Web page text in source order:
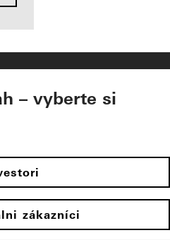
– vyberte si
zákazníci